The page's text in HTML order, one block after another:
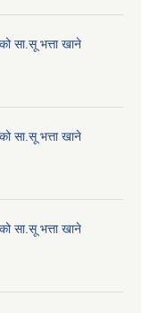
सा.सू भत्ता खाने
सा.सू भत्ता खाने
सा.सू भत्ता खाने